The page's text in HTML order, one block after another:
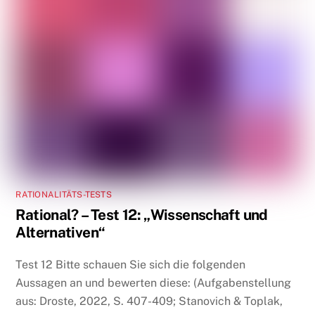
RATIONALITÄTS-TESTS
Rational? – Test 12: „Wissenschaft und
Alternativen“
Test 12 Bitte schauen Sie sich die folgenden
Aussagen an und bewerten diese: (Aufgabenstellung
aus: Droste, 2022, S. 407-409; Stanovich & Toplak,